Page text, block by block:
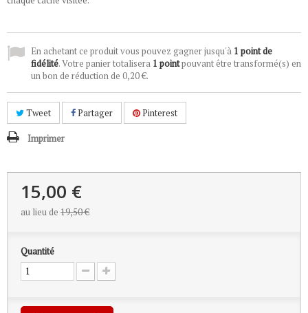
En achetant ce produit vous pouvez gagner jusqu'à 1 point de
fidélité. Votre panier totalisera 1 pointpouvant être transformé(s) en
un bon de réduction de 0,20 €.
Tweet Partager Pinterest
Imprimer
15,00 €
au lieu de 19,50 €
Quantité